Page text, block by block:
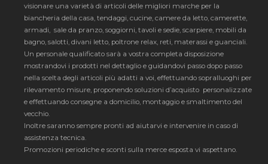
visionare una varietà di articoli delle migliori marche per la
biancheria della casa, tendaggi, cucine, camere da letto, camerette,
armadi, sale da pranzo, soggiorni, tavoli e sedie, scarpiere, mobili da
bagno, salotti, divani letto, poltrone relax, reti, materassi e guanciali.
Un personale qualificato sarà a vostra completa disposizione
mostrandovi i prodotti nel dettaglio e guidandovi passo dopo passo
nella scelta degli articoli più adatti a voi, effettuando sopralluoghi per
rilevamento misure, proponendo soluzioni d’acquisto personalizzate
e effettuando consegne a domicilio, montaggio e smaltimento del
vecchio.
Inoltre saranno sempre pronti ad aiutarvi e intervenire in caso di
assistenza tecnica.
Promozioni periodiche e sconti sulla merce esposta vi aspettano.